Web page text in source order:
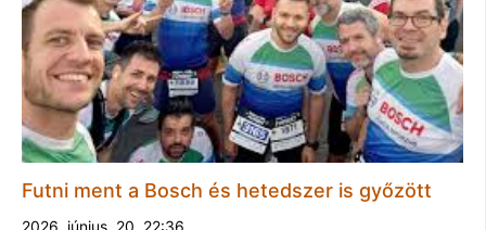
Futni ment a Bosch és hetedszer is győzött
2026. június. 20. 22:36